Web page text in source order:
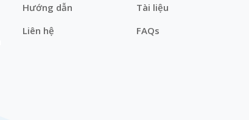
Hướng dẫn
Liên hệ
Tài liệu
FAQs